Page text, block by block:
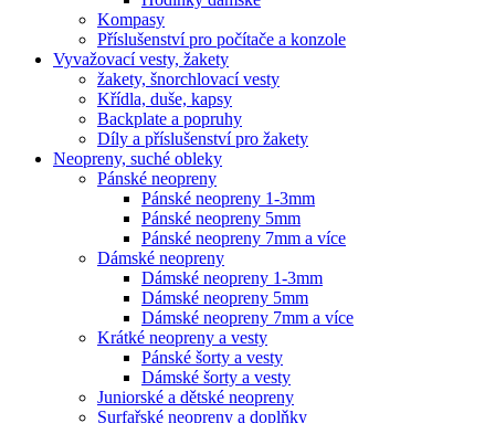
Kompasy
Příslušenství pro počítače a konzole
Vyvažovací vesty, žakety
žakety, šnorchlovací vesty
Křídla, duše, kapsy
Backplate a popruhy
Díly a příslušenství pro žakety
Neopreny, suché obleky
Pánské neopreny
Pánské neopreny 1-3mm
Pánské neopreny 5mm
Pánské neopreny 7mm a více
Dámské neopreny
Dámské neopreny 1-3mm
Dámské neopreny 5mm
Dámské neopreny 7mm a více
Krátké neopreny a vesty
Pánské šorty a vesty
Dámské šorty a vesty
Juniorské a dětské neopreny
Surfařské neopreny a doplňky